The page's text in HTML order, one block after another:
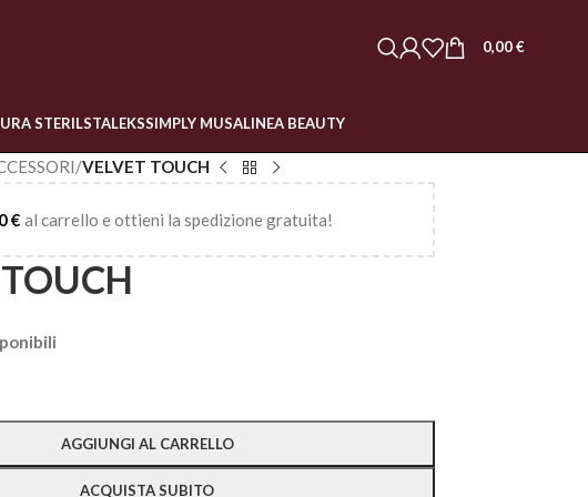
0,00€
STERILSTALEKSSIMPLY MUSALINEA BEAUTY
/VELVET TOUCH
€ al carrello e ottieni la spedizione gratuita!
AGGIUNGI AL CARRELLO
ACQUISTA SUBITO